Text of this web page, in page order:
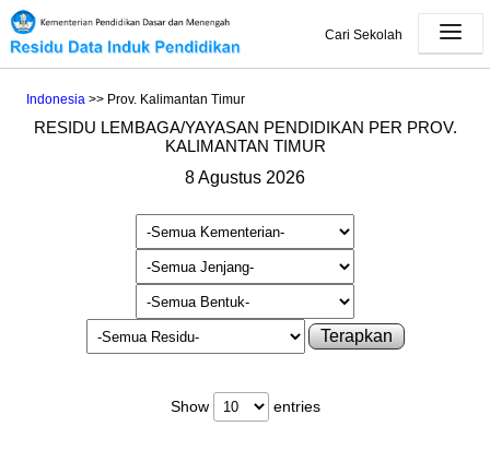
Cari Sekolah
Indonesia >> Prov. Kalimantan Timur
RESIDU LEMBAGA/YAYASAN PENDIDIKAN PER PROV.
KALIMANTAN TIMUR
8 Agustus 2026
Terapkan
Show entries